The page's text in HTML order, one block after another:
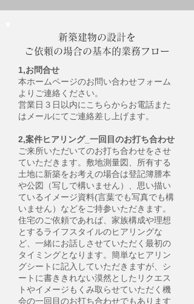
新築建物の設計を
ご依頼の場合の基本的業務フロー
1,お問合せ
本ホームページのお問い合わせフォーム
よりご連絡ください。
営業日３日以内にこちらからお電話また
はメールにてご連絡差し上げます。
2,案件ヒアリング_一回目のお打ち合わせ
ご来所いただいてのお打ち合わせをさせ
ていただきます。敷地測量図、所有する
土地に新築をお考えの場合は登記簿謄本
や公図（写しで構いません）、思い描い
ているイメージ資料(言葉でも写真でも構
いません）などをご持参いただきます。
住宅のご依頼であれば、家族構成や理想
とするライフスタイルのヒアリングな
ど、一緒にお話しさせていただく最初の
タイミングとなります。簡単なヒアリン
グシートに記入していただきますが、シ
ートに書ききれない漠然としたリクエス
トやイメージもくみ取らせていただく機
会の一回目のお打ち合わせでもあります